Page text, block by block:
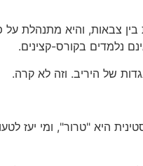
צבאות, והיא מתנהלת על
נלמדים בקורס-קצינים.
של היריב. וזה לא קרה.
היא "טרור", ומי יעז